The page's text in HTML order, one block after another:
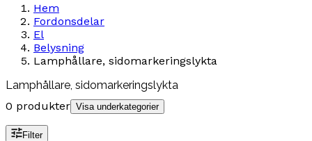
Hem
Fordonsdelar
El
Belysning
Lamphållare, sidomarkeringslykta
Lamphållare, sidomarkeringslykta
0 produkter Visa underkategorier
Filter